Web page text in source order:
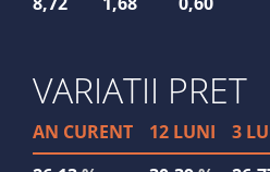
VARIATII PRET
AN CURENT 12 LUNI 3